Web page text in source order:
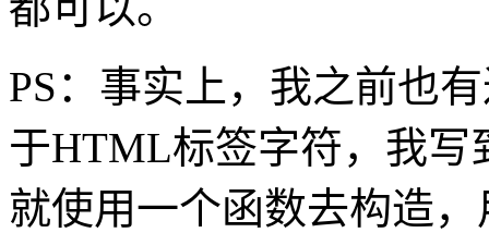
PS：事实上，我之前也
于HTML标签字符，我写
就使用一个函数去构造